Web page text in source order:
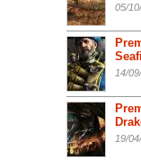
05/
14/
19/